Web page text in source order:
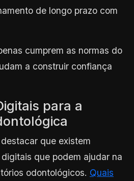
de longo prazo com
cumprem as normas do
a construir confiança
para a
que existem
que podem ajudar na
odontológicos. Quais